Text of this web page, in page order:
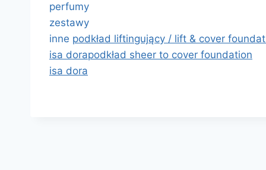
perfumy
zestawy
inne podkład liftingujący / lift & cover
isa dorapodkład sheer to cover foundation
isa dora